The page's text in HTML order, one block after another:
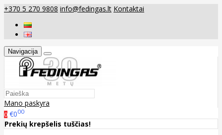
+370 5 270 9808 info@fedingas.lt Kontaktai
Navigacija
Mano paskyra
0 €000
Prekių krepšelis tuščias!